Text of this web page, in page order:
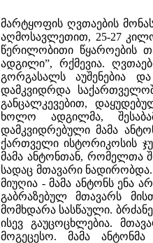
მარტყოფის ღვთაების
აღმოსავლეთით, 25-27
წერილობითი წყაროების
ადგილი”, რქმევია.
გორგასალს აუშენებია
დამკვიდრდა
განცალკევებით,
ხოლო ადგილმა,
დამკვიდრებული მამა
ქართველი ისტორიკოსის
მამა ანტონთან, რომელთა
სადაც მთავარი ნადირობდა.
მიუღია - მამა ანტონს ენა
გაბრაზებულ მთავარს
მომხდარა სასწაული.
ისევ გაუცოცხლებია.
მოგეცესო. მამა